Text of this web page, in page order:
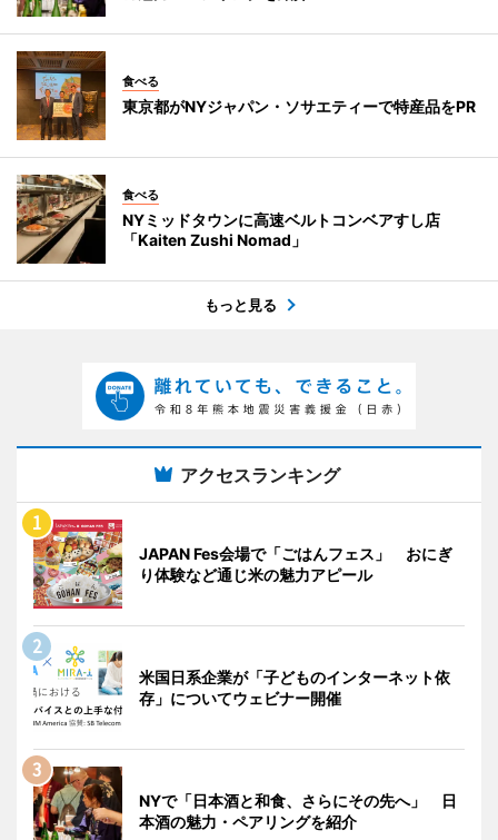
食べる
東京都がNYジャパン・ソサエティーで特産品をPR
食べる
NYミッドタウンに高速ベルトコンベアすし店
「Kaiten Zushi Nomad」
もっと見る
アクセスランキング
JAPAN Fes会場で「ごはんフェス」 おにぎ
り体験など通じ米の魅力アピール
米国日系企業が「子どものインターネット依
存」についてウェビナー開催
NYで「日本酒と和食、さらにその先へ」 日
本酒の魅力・ペアリングを紹介